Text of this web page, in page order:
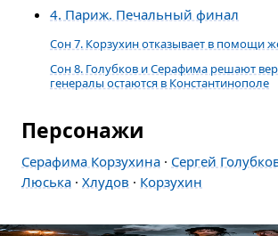
4. Париж. Печальный финал
Сон 7. Корзухин отказывает в помощи
Сон 8. Голубков и Серафима решают
генералы остаются в Константинополе
Персонажи
Серафима Корзухина · Сергей
Люська · Хлудов · Корзухин